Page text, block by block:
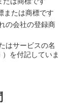
または商標です
の会社の登録商
はサービスの名
を付記していま